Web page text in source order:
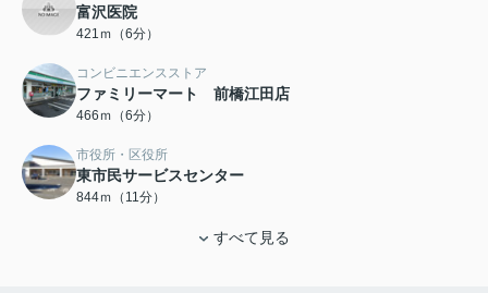
富沢医院
421ｍ（6分）
コンビニエンスストア
ファミリーマート 前橋江田店
466ｍ（6分）
市役所・区役所
東市民サービスセンター
844ｍ（11分）
すべて見る